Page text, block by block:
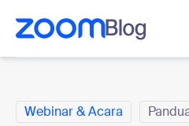
ke konten utama
percakapan bantuan
Webinar & Acara